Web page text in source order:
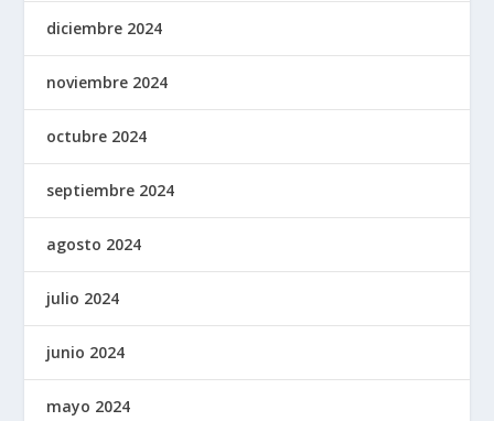
diciembre 2024
noviembre 2024
octubre 2024
septiembre 2024
agosto 2024
julio 2024
junio 2024
mayo 2024